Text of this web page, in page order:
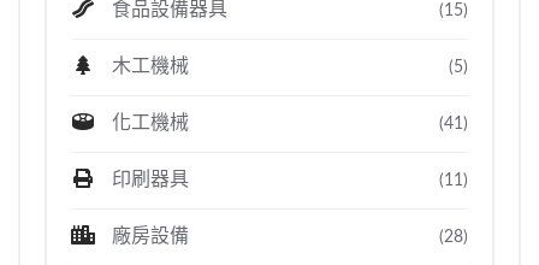
食品設備器具 (15)
木工機械 (5)
化工機械 (41)
印刷器具 (11)
廠房設備 (28)